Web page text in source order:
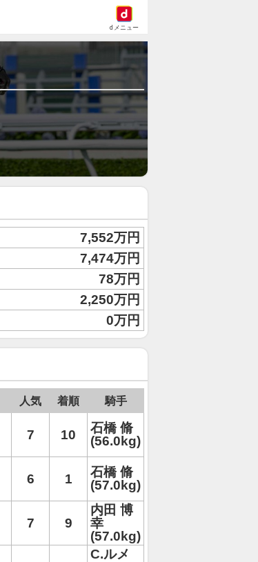
dメニュー
7,552万円
7,474万円
78万円
2,250万円
0万円
人気 着順 騎手
7 10
石橋 脩
(56.0kg)
6 1
石橋 脩
(57.0kg)
7 9
内田 博
幸
(57.0kg)
C.ルメ